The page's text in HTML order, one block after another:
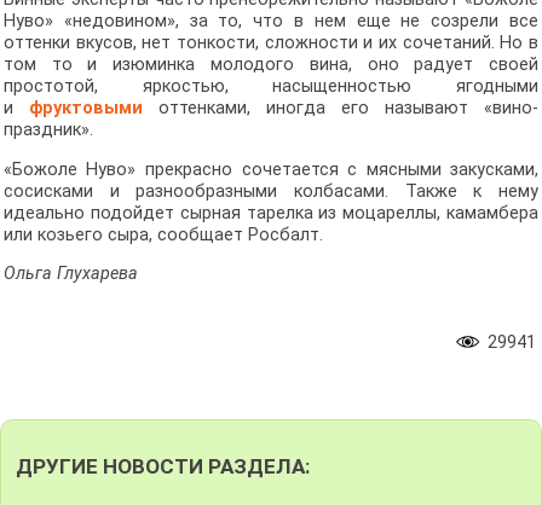
Нуво» «недовином», за то, что в нем еще не созрели все
оттенки вкусов, нет тонкости, сложности и их сочетаний. Но в
том то и изюминка молодого вина, оно радует своей
простотой, яркостью, насыщенностью ягодными
и фруктовыми оттенками, иногда его называют «вино-
праздник».
«Божоле Нуво» прекрасно сочетается с мясными закусками,
сосисками и разнообразными колбасами. Также к нему
идеально подойдет сырная тарелка из моцареллы, камамбера
или козьего сыра, сообщает Росбалт.
Ольга Глухарева
29941
ДРУГИЕ НОВОСТИ РАЗДЕЛА: